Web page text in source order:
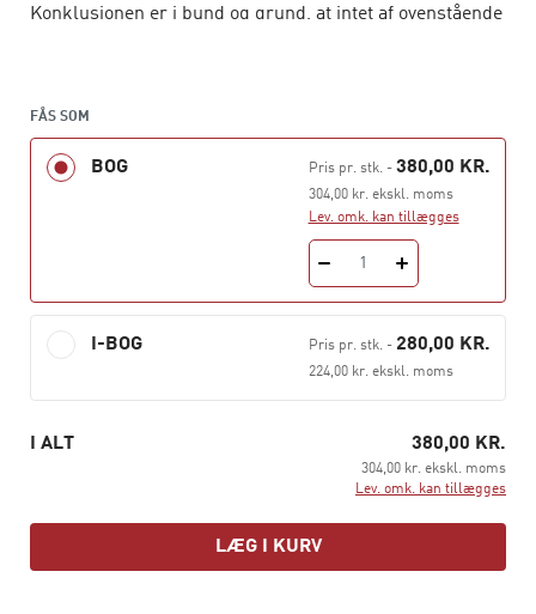
Konklusionen er i bund og grund, at intet af ovenstående
I bund og grund
som er vigtige for alle, der arbejder med folkeskolen og
dens rammer. For reformerne har ført mange initiativer
økonomisk og professionelt bekostelige, så det er
vigtigt, at beslutninger om, hvordan vi implementerer
nye initiativer i folkeskolen, hviler på sikker viden.
Bogens forfatter viser, at det ikke er tilfældet, hvis
initiativerne baserer sig på reformernes pædagogiske
diskurs.
FÅS SOM
BOG Pris pr. stk.- 380,00 KR.
304,00 kr. ekskl. moms
Lev. omk. kan tillægges
1
I-BOG Pris pr. stk.- 280,00 KR.
224,00 kr. ekskl. moms
I ALT 380,00 KR.
304,00 kr. ekskl. moms
Lev. omk. kan tillægges
LÆG I KURV